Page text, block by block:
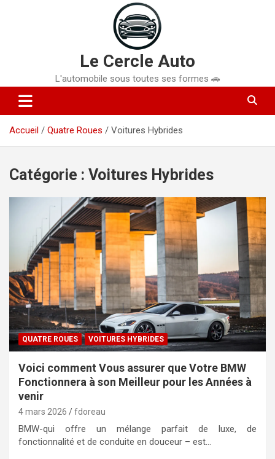
Le Cercle Auto
L'automobile sous toutes ses formes 🚗
Accueil Quatre Roues Voitures Hybrides
Catégorie : Voitures Hybrides
QUATRE ROUES VOITURES HYBRIDES
Voici comment Vous assurer que Votre BMW
Fonctionnera à son Meilleur pour les Années à
venir
4 mars 2026 fdoreau
BMW-qui offre un mélange parfait de luxe, de
fonctionnalité et de conduite en douceur – est…